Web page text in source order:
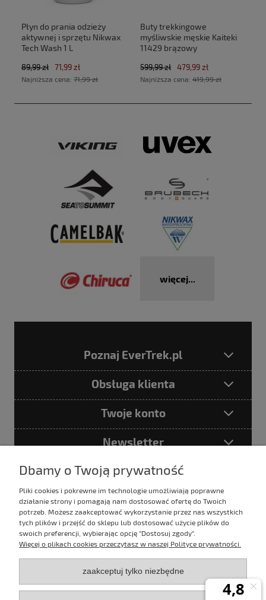
Płyn do prania odzieży
aktywnej i sprzętu Nikwax
Tech Wash 1 L
89,99 zł 71,99 zł
Najniższa cena: 71,99 zł
Buty trekkingowe
myśliwskie męskie Kaiteki
11429 brązowy
599,99 zł 479,99 zł
Najniższa cena: 419,99 zł
więcej...
Poznaj EverTrek.pl
Obsługa klienta
Twoje konto
Newsletter
Podając adres e-mail akceptujesz
Politykę prywatności
E-mail:
sklep@evertrek.pl
Infolinia:
Dbamy o Twoją prywatność
Pliki cookies i pokrewne im technologie umożliwiają poprawne
działanie strony i pomagają nam dostosować ofertę do Twoich
potrzeb. Możesz zaakceptować wykorzystanie przez nas wszystkich
tych plików i przejść do sklepu lub dostosować użycie plików do
swoich preferencji, wybierając opcję "Dostosuj zgody".
Więcej o plikach cookies przeczytasz w naszej Polityce prywatności.
zaakceptuj tylko niezbędne